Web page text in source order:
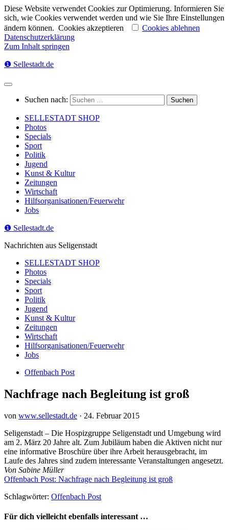
Diese Website verwendet Cookies zur Optimierung. Informieren Sie
sich, wie Cookies verwendet werden und wie Sie Ihre Einstellungen
ändern können. Cookies akzeptieren
Cookies ablehnen
Datenschutzerklärung
Zum Inhalt springen
❶ Sellestadt.de
Suchen nach:
SELLESTADT SHOP
Photos
Specials
Sport
Politik
Jugend
Kunst & Kultur
Zeitungen
Wirtschaft
Hilfsorganisationen/Feuerwehr
Jobs
❶ Sellestadt.de
Nachrichten aus Seligenstadt
SELLESTADT SHOP
Photos
Specials
Sport
Politik
Jugend
Kunst & Kultur
Zeitungen
Wirtschaft
Hilfsorganisationen/Feuerwehr
Jobs
Offenbach Post
Nachfrage nach Begleitung ist groß
von www.sellestadt.de · 24. Februar 2015
Seligenstadt – Die Hospizgruppe Seligenstadt und Umgebung wird
am 2. März 20 Jahre alt. Zum Jubiläum haben die Aktiven nicht nur
eine informative Broschüre über ihre Arbeit herausgebracht, im
Laufe des Jahres sind zudem interessante Veranstaltungen angesetzt.
Von Sabine Müller
Offenbach Post: Nachfrage nach Begleitung ist groß
Schlagwörter: Offenbach Post
Für dich vielleicht ebenfalls interessant …